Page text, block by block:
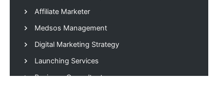
Affiliate Marketer
Medsos Management
Digital Marketing Strategy
Launching Services
Business Consultant